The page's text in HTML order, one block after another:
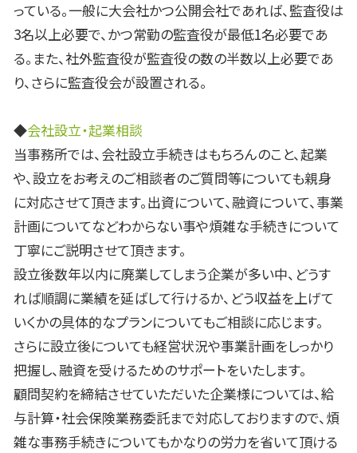
っている。一般に大会社かつ公開会社であれば、監査役は
3名以上必要で、かつ常勤の監査役が最低1名必要であ
る。また、社外監査役が監査役の数の半数以上必要であ
り、さらに監査役会が設置される。
◆会社設立・起業相談
当事務所では、会社設立手続きはもちろんのこと、起業
や、設立をお考えのご相談者のご質問等についても親身
に対応させて頂きます。出資について、融資について、事業
計画についてなどわからない事や煩雑な手続きについて
丁寧にご説明させて頂きます。
設立後数年以内に廃業してしまう企業が多い中、どうす
れば順調に業績を延ばして行けるか、どう収益を上げて
いくかの具体的なプランについてもご相談に応じます。
さらに設立後についても経営状況や事業計画をしっかり
把握し、融資を受けるためのサポートをいたします。
顧問契約を締結させていただいた企業様については、給
与計算・社会保険業務委託まで対応しておりますので、煩
雑な事務手続きについてもかなりの労力を省いて頂ける